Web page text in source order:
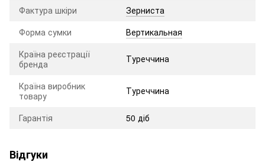
Фактура шкіри
Зерниста
Форма сумки
Вертикальная
Країна реєстрації
бренда
Туреччина
Країна виробник
товару
Туреччина
Гарантія 50 діб
Відгуки